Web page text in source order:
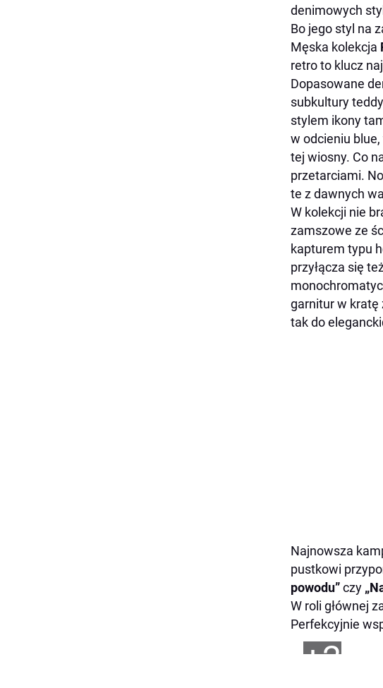
denimowych
Bo jego styl na
Męska kolekcja
retro to klucz
Dopasowane
subkultury
stylem ikony
w odcieniu
tej wiosny. Co
przetarciami.
te z dawnych
W kolekcji nie
zamszowe ze
kapturem typu
przyłącza się
garnitur w kratę
tak do
Najnowsza
pustkowi
powodu”czy
W roli głównej
Perfekcyjnie
+2